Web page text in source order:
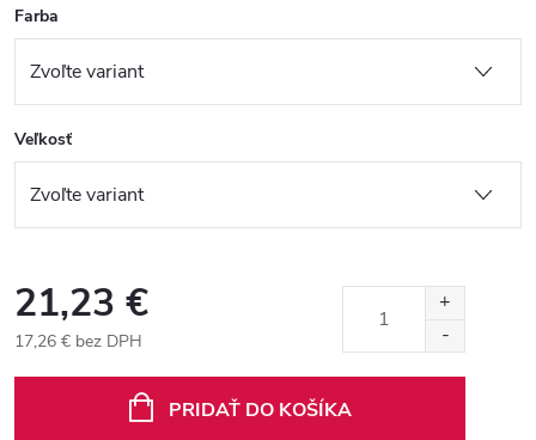
Farba
Veľkosť
21,23 €
17,26 € bez DPH
PRIDAŤ DO KOŠÍKA